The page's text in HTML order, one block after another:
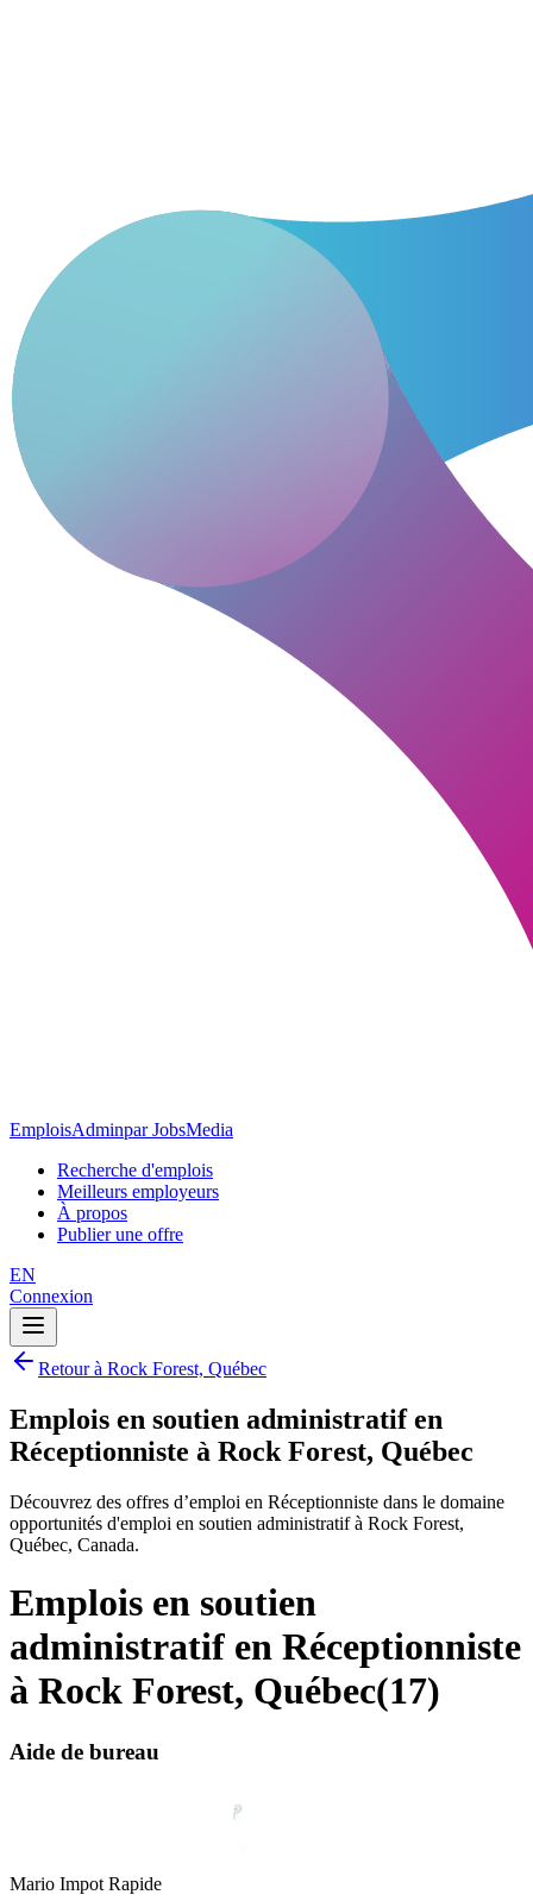
EmploisAdminpar JobsMedia
Recherche d'emplois
Meilleurs employeurs
À propos
Publier une offre
EN
Connexion
Retour à Rock Forest, Québec
Emplois en soutien administratif en
Réceptionniste à Rock Forest, Québec
Découvrez des offres d’emploi en Réceptionniste dans le domaine
opportunités d'emploi en soutien administratif à Rock Forest,
Québec, Canada.
Emplois en soutien
administratif en Réceptionniste
à Rock Forest, Québec(17)
Aide de bureau
Mario Impot Rapide